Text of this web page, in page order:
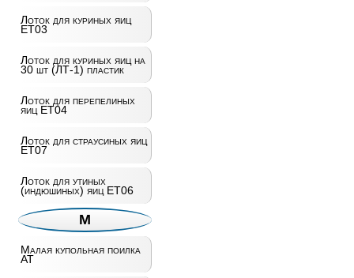
Лоток для куриных яиц
ET03
Лоток для куриных яиц на
30 шт (ЛТ-1) пластик
Лоток для перепелиных
яиц ET04
Лоток для страусиных яиц
ET07
Лоток для утиных
(индюшиных) яиц ET06
М
Малая купольная поилка
AT